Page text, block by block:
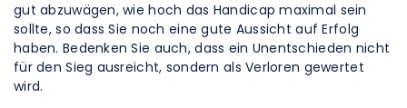
gut abzuwägen, wie hoch das Handicap maximal sein
sollte, so dass Sie noch eine gute Aussicht auf Erfolg
haben. Bedenken Sie auch, dass ein Unentschieden nicht
für den Sieg ausreicht, sondern als Verloren gewertet
wird.